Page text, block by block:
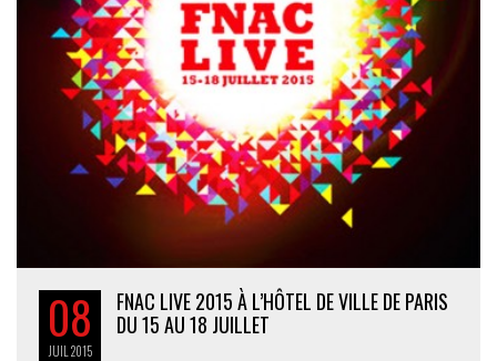
08
JUIL 2015
FNAC LIVE 2015 À L’HÔTEL DE VILLE DE PARIS
DU 15 AU 18 JUILLET